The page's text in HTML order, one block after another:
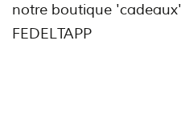
notre boutique
FEDELTAPP